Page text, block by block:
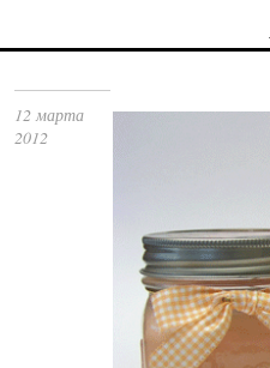
12 марта
2012